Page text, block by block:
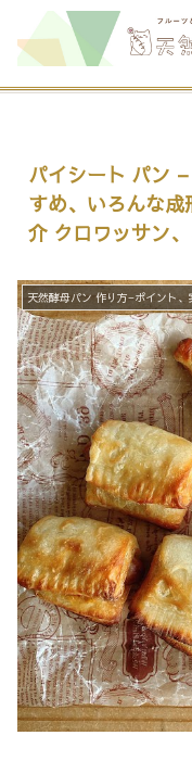
パイシート パン
すめ、いろんな
介 クロワッサン
天然酵母パン 作り方−ポイント